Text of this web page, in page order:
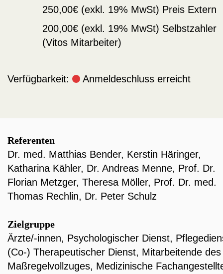
250,00€ (exkl. 19% MwSt) Preis Extern
200,00€ (exkl. 19% MwSt) Selbstzahler
(Vitos Mitarbeiter)
Verfügbarkeit: Anmeldeschluss erreicht
Referenten
Dr. med. Matthias Bender, Kerstin Häringer,
Katharina Kähler, Dr. Andreas Menne, Prof. Dr.
Florian Metzger, Theresa Möller, Prof. Dr. med.
Thomas Rechlin, Dr. Peter Schulz
Zielgruppe
Ärzte/-innen, Psychologischer Dienst,
(Co-) Therapeutischer Dienst, Mitarbeitende des
Maßregelvollzuges, Medizinische